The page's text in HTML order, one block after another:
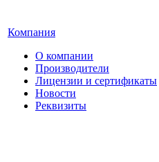
Компания
О компании
Производители
Лицензии и сертификаты
Новости
Реквизиты